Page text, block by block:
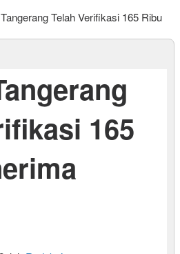
Telah Verifikasi 165 Ribu
165